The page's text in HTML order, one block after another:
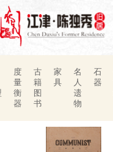
度
量
衡
器
古
籍
图
书
家
具
名
人
遗
物
石
器